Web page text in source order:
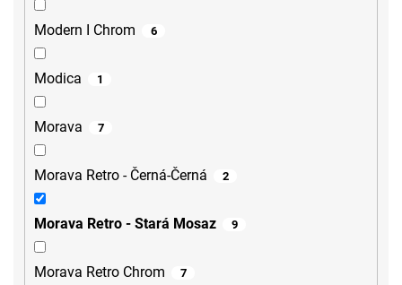
Modern I Chrom 6
Modica 1
Morava 7
Morava Retro - Černá-Černá 2
Morava Retro - Stará Mosaz 9
Morava Retro Chrom 7